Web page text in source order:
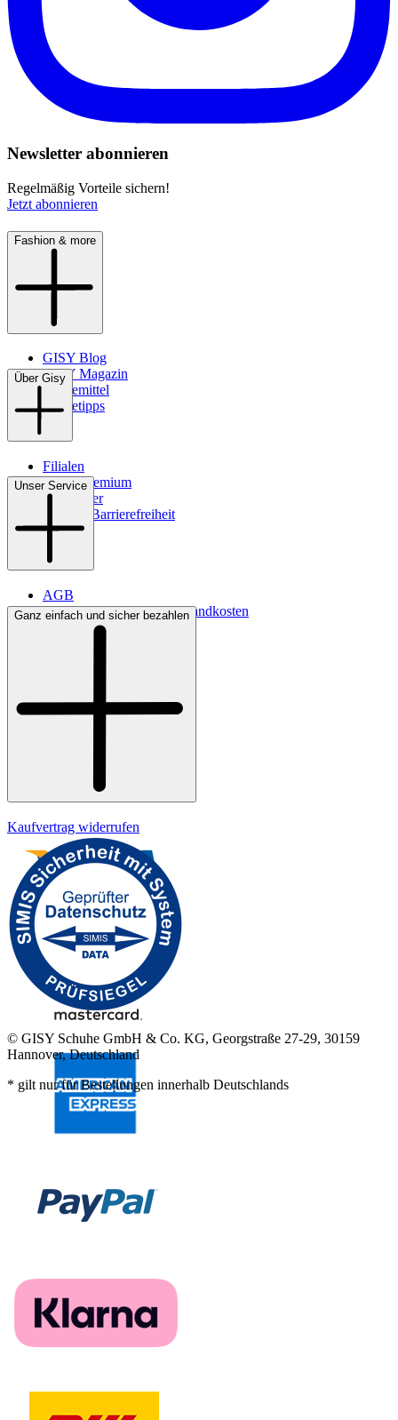
Newsletter abonnieren
Regelmäßig Vorteile sichern!
Jetzt abonnieren
Fashion & more
GISY Blog
GISY Magazin
Pflegemittel
Pflegetipps
Über Gisy
Filialen
WMS-Premium
Newsletter
Digitale Barrierefreiheit
Unser Service
AGB
Lieferbedingungen & Versandkosten
Bezahlung
Ganz einfach und sicher bezahlen
Kaufvertrag widerrufen
© GISY Schuhe GmbH & Co. KG, Georgstraße 27-29, 30159
Hannover, Deutschland
* gilt nur für Bestellungen innerhalb Deutschlands